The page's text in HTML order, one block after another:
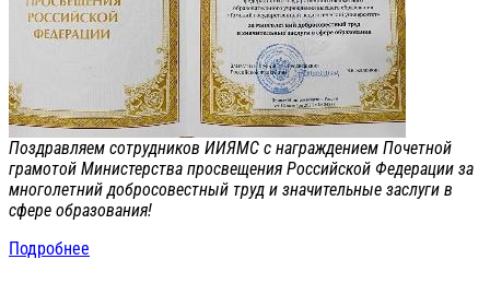
Поздравляем сотрудников ИИЯМС с награждением Почетной
грамотой Министерства просвещения Российской Федерации за
многолетний добросовестный труд и значительные заслуги в
сфере образования!
Подробнее